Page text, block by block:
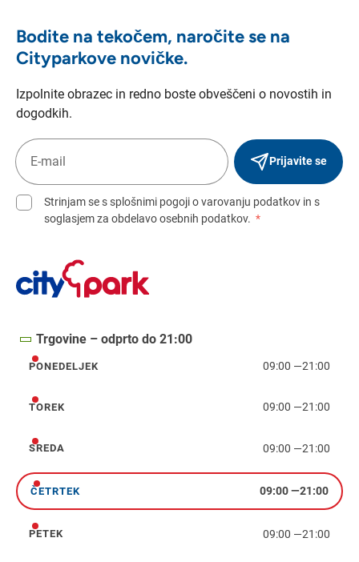
Bodite na tekočem, naročite se na
Cityparkove novičke.
Izpolnite obrazec in redno boste obveščeni o novostih in
dogodkih.
Prijavite se
Strinjam se s splošnimi pogoji o varovanju podatkov in s
soglasjem za obdelavo osebnih podatkov. *
Trgovine – odprto do 21:00
ponedeljek
PONEDELJEK 09:00 —21:00
torek
TOREK 09:00 —21:00
sreda
SREDA 09:00 —21:00
četrtek
ČETRTEK 09:00—21:00
petek
PETEK 09:00 —21:00